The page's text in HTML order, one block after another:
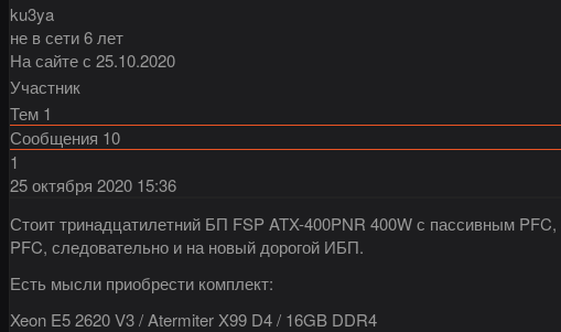
ku3ya
не в сети 6 лет
На сайте с 25.10.2020
Участник
Тем 1
Сообщения 10
1
25 октября 2020 15:36
Стоит тринадцатилетний БП FSP ATX-400PNR 400W с пассивным
PFC, следовательно и на новый дорогой ИБП.
Есть мысли приобрести комплект:
Xeon E5 2620 V3 / Atermiter X99 D4 / 16GB DDR4